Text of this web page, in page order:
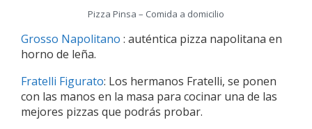
Pizza Pinsa – Comida a domicilio
Grosso Napolitano : auténtica pizza napolitana en
horno de leña.
Fratelli Figurato: Los hermanos Fratelli, se ponen
con las manos en la masa para cocinar una de las
mejores pizzas que podrás probar.